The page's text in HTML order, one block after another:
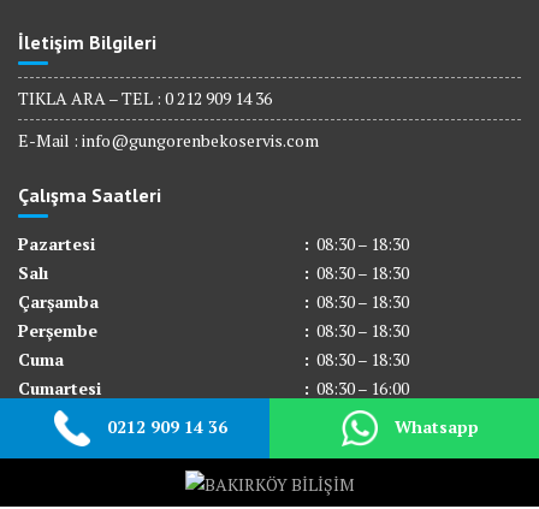
İletişim Bilgileri
TIKLA ARA – TEL : 0 212 909 14 36
E-Mail : info@gungorenbekoservis.com
Çalışma Saatleri
Pazartesi : 08:30 – 18:30
Salı
: 08:30 – 18:30
Çarşamba
: 08:30 – 18:30
Perşembe
: 08:30 – 18:30
Cuma
: 08:30 – 18:30
Cumartesi
: 08:30 – 16:00
Pazar
Kapalı
0212 909 14 36 Whatsapp